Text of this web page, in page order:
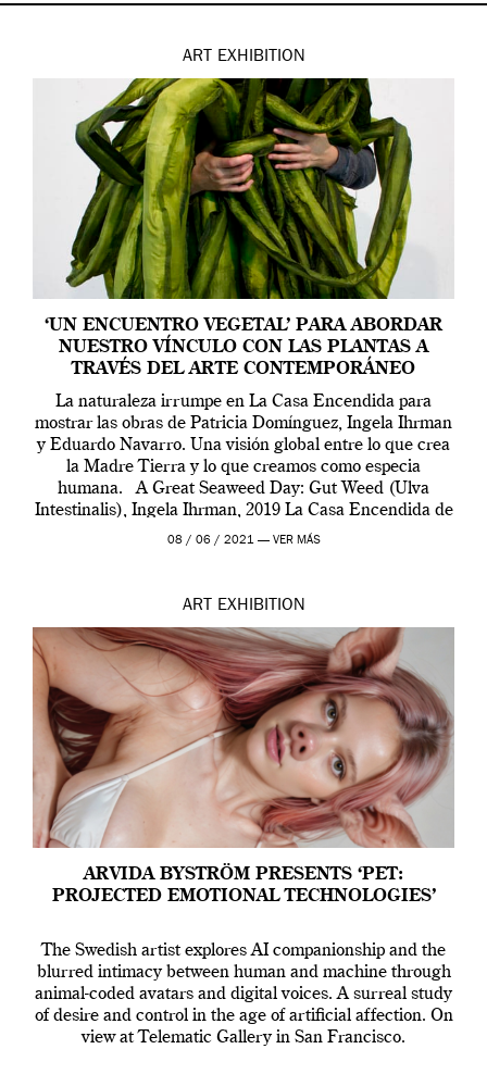
ART EXHIBITION
‘UN ENCUENTRO VEGETAL’ PARA ABORDAR
NUESTRO VÍNCULO CON LAS PLANTAS A
TRAVÉS DEL ARTE CONTEMPORÁNEO
La naturaleza irrumpe en La Casa Encendida para
mostrar las obras de Patricia Domínguez, Ingela Ihrman
y Eduardo Navarro. Una visión global entre lo que crea
la Madre Tierra y lo que creamos como especia
humana. A Great Seaweed Day: Gut Weed (Ulva
Intestinalis), Ingela Ihrman, 2019 La Casa Encendida de
Madrid y la Wellcome […]
08 / 06 / 2021 — VER MÁS
ART EXHIBITION
ARVIDA BYSTRÖM PRESENTS ‘PET:
PROJECTED EMOTIONAL TECHNOLOGIES’
The Swedish artist explores AI companionship and the
blurred intimacy between human and machine through
animal-coded avatars and digital voices. A surreal study
of desire and control in the age of artificial affection. On
view at Telematic Gallery in San Francisco.